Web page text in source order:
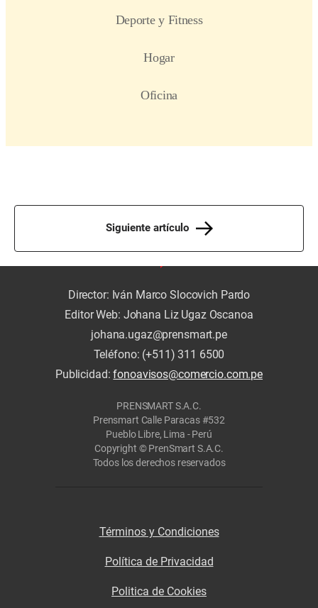
Siguiente artículo
Director: Iván Marco Slocovich Pardo
Editor Web: Johana Liz Ugaz Oscanoa
johana.ugaz@prensmart.pe
Teléfono: (+511) 311 6500
Publicidad:fonoavisos@comercio.com.pe
PRENSMART S.A.C.
Prensmart Calle Paracas #532
Pueblo Libre, Lima - Perú
Copyright © PrenSmart S.A.C.
Todos los derechos reservados
Términos y Condiciones
Política de Privacidad
Politica de Cookies